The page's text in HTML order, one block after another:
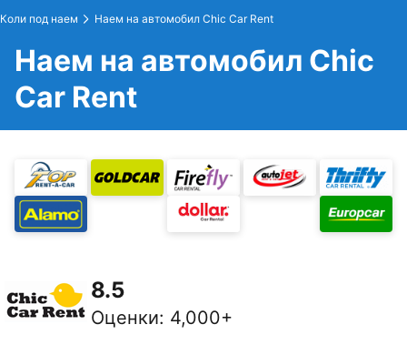
Коли под наем Наем на автомобил Chic Car Rent
Наем на автомобил Chic
Car Rent
8.5
Оценки: 4,000+